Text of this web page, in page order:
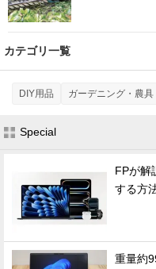
カテゴリ一覧
DIY用品 ガーデニング・農具
Special
FPが解
する方
重量約